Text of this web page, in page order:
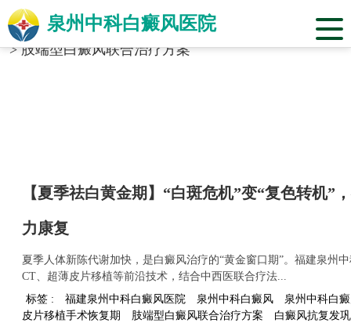
泉州中科白癜风医院
当前位置：福建省泉州市中科白癜风医院
标签合辑
>肢端型白癜风联合治疗方案
【夏季祛白黄金期】“白斑危机”变“复色转机”
力康复
夏季人体新陈代谢加快，是白癜风治疗的“黄金窗口期”。福建泉州
CT、超薄皮片移植等前沿技术，结合中西医联合疗法...
标签 :
福建泉州中科白癜风医院 泉州中科白癜风
泉州中科白
皮片移植手术恢复期
肢端型白癜风联合治疗方案 白癜风抗复发